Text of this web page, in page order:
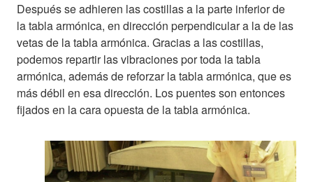
Después se adhieren las costillas a la parte inferior de
la tabla armónica, en dirección perpendicular a la de las
vetas de la tabla armónica. Gracias a las costillas,
podemos repartir las vibraciones por toda la tabla
armónica, además de reforzar la tabla armónica, que es
más débil en esa dirección. Los puentes son entonces
fijados en la cara opuesta de la tabla armónica.